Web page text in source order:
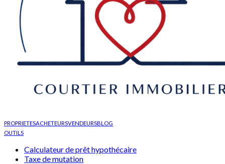
PROPRIETESACHETEURSVENDEURSBLOG
OUTILS
Calculateur de prêt hypothécaire
Taxe de mutation